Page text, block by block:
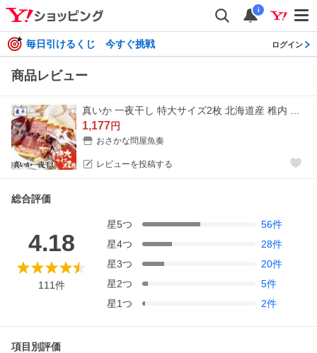
i
毎日引けるくじ 今すぐ挑戦 ログイン
商品レビュー
1,177円
おさかな問屋魚奏
レビューを投稿する
総合評価
4.18
111件
星5つ 56件
星4つ 28件
星3つ 20件
星2つ 5件
星1つ 2件
項目別評価